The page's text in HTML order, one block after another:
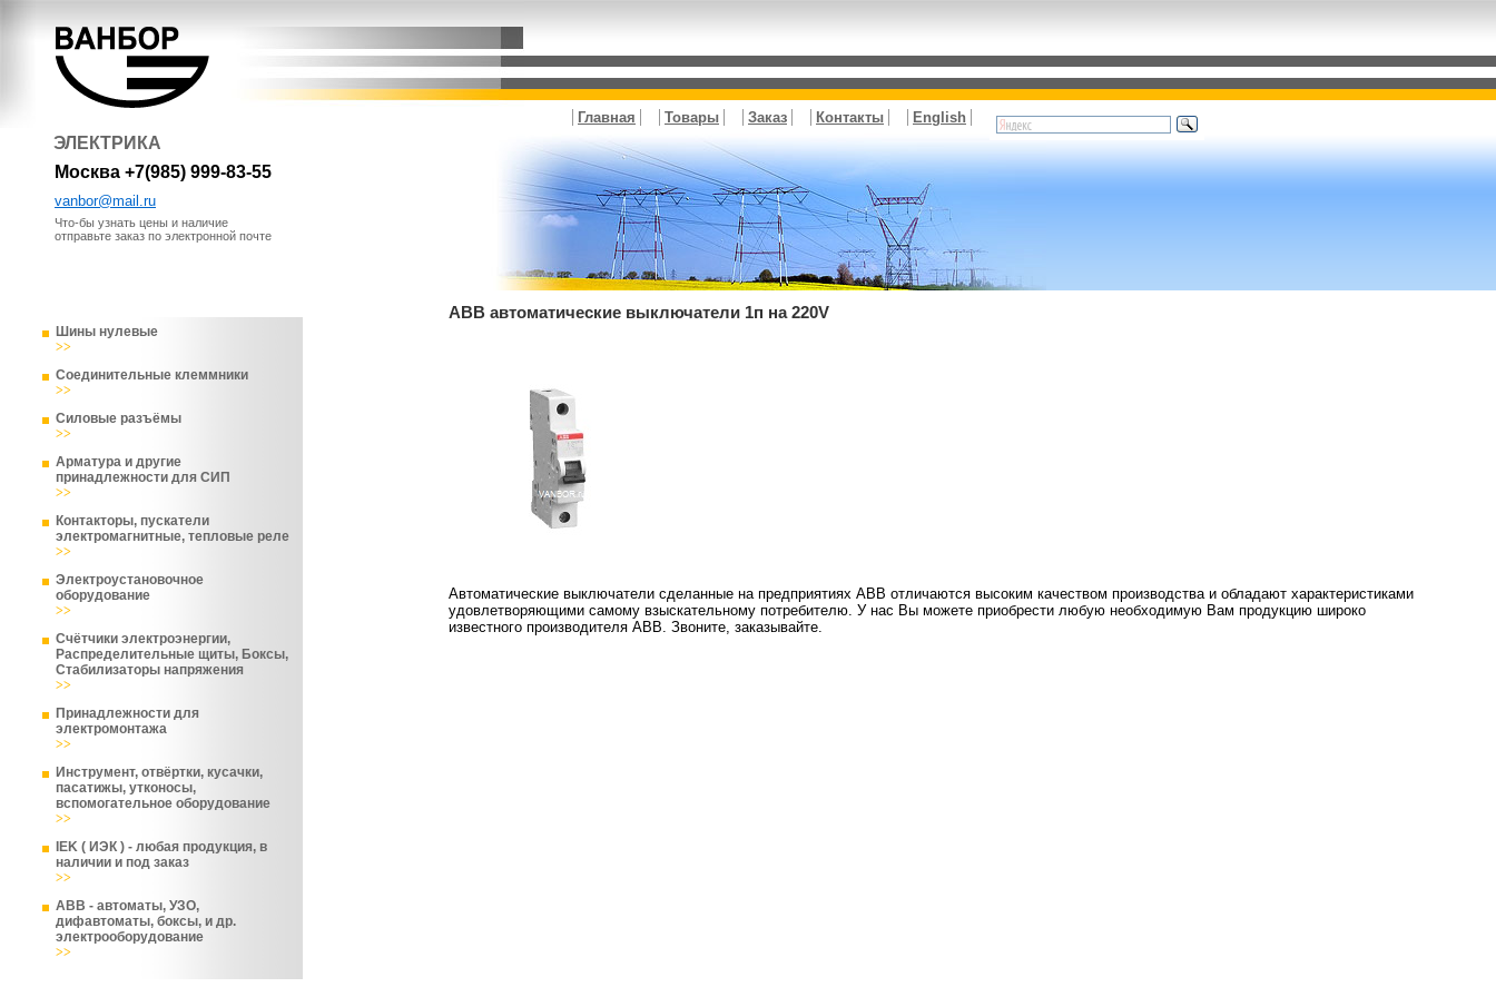
Главная Товары Заказ Контакты English
ЭЛЕКТРИКА
Москва +7(985) 999-83-55
vanbor@mail.ru
Что-бы узнать цены и наличие
отправьте заказ по электронной почте
Шины нулевые
>>
Соединительные клеммники
>>
Силовые разъёмы
>>
Арматура и другие
принадлежности для СИП
>>
Контакторы, пускатели
электромагнитные, тепловые реле
>>
Электроустановочное
оборудование
>>
Счётчики электроэнергии,
Распределительные щиты, Боксы,
Стабилизаторы напряжения
>>
Принадлежности для
электромонтажа
>>
Инструмент, отвёртки, кусачки,
пасатижы, утконосы,
вспомогательное оборудование
>>
IEK ( ИЭК ) - любая продукция, в
наличии и под заказ
>>
ABB - автоматы, УЗО,
дифавтоматы, боксы, и др.
электрооборудование
>>
ABB автоматические выключатели 1п на 220V
Автоматические выключатели сделанные на предприятиях ABB отличаются высоким качеством производства и обладают характеристиками
удовлетворяющими самому взыскательному потребителю. У нас Вы можете приобрести любую необходимую Вам продукцию широко
известного производителя ABB. Звоните, заказывайте.